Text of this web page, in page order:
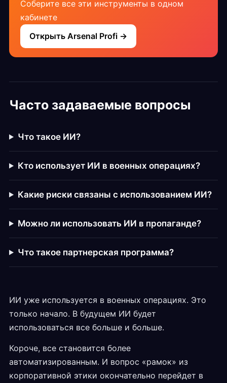
Соберите все эти инструменты в одном
кабинете
Открыть Arsenal Profi →
Часто задаваемые вопросы
Что такое ИИ?
Кто использует ИИ в военных операциях?
Какие риски связаны с использованием ИИ?
Можно ли использовать ИИ в пропаганде?
Что такое партнерская программа?
ИИ уже используется в военных операциях. Это
только начало. В будущем ИИ будет
использоваться все больше и больше.
Короче, все становится более
автоматизированным. И вопрос «рамок» из
корпоративной этики окончательно перейдет в